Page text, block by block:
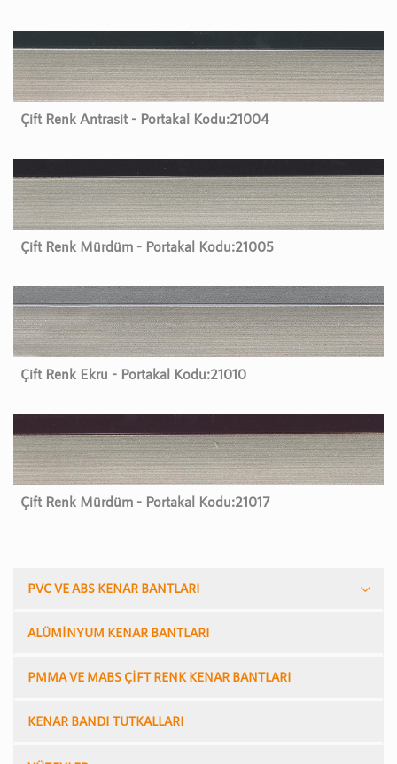
PVC VE ABS KENAR BANTLARI
ALÜMİNYUM KENAR BANTLARI
PMMA VE MABS ÇİFT RENK KENAR BANTLARI
KENAR BANDI TUTKALLARI
Çift Renk Antrasit - Portakal Kodu:21004
Çift Renk Mürdüm - Portakal Kodu:21005
Çift Renk Ekru - Portakal Kodu:21010
Çift Renk Mürdüm - Portakal Kodu:21017